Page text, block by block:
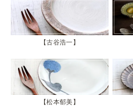
古谷浩一
松本郁美